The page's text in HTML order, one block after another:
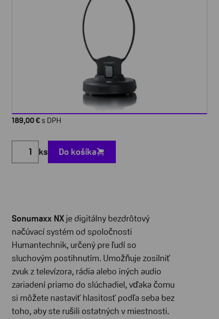
189,00 €s DPH
ks Do košíka
Sonumaxx NX je digitálny bezdrôtový
načúvací systém od spoločnosti
Humantechnik, určený pre ľudí so
sluchovým postihnutím. Umožňuje zosilniť
zvuk z televízora, rádia alebo iných audio
zariadení priamo do slúchadiel, vďaka čomu
si môžete nastaviť hlasitosť podľa seba bez
toho, aby ste rušili ostatných v miestnosti.